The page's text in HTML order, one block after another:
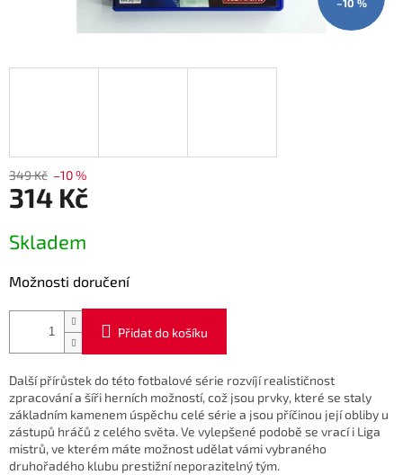
–10 %
349 Kč –10 %
314 Kč
cena:
Skladem
Možnosti doručení
Přidat do košíku
Další přírůstek do této fotbalové série rozvíjí realističnost
zpracování a šíři herních možností, což jsou prvky, které se staly
základním kamenem úspěchu celé série a jsou příčinou její obliby u
zástupů hráčů z celého světa. Ve vylepšené podobě se vrací i Liga
mistrů, ve kterém máte možnost udělat vámi vybraného
druhořadého klubu prestižní neporazitelný tým.